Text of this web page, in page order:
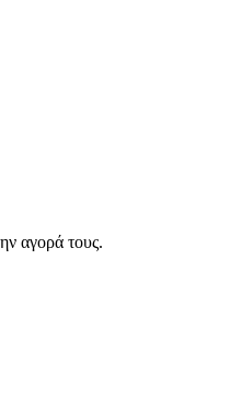
αγορά τους.